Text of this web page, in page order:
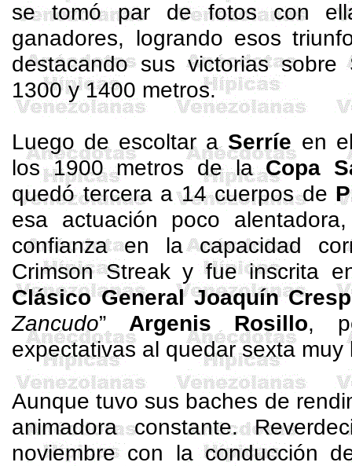
se tomó par de fotos con
ganadores, logrando esos
destacando sus victorias
1300 y 1400 metros.
Luego de escoltar a Serríe en
los 1900 metros de laCopa
quedó tercera a 14 cuerpos de
esa actuación poco
confianza en la capacidad
Crimson Streaky fue inscrita
Clásico General Joaquín
Zancudo” Argenis Rosillo,
expectativas al quedar sexta
Aunque tuvo sus baches de
animadora constante.
noviembre con la conducción